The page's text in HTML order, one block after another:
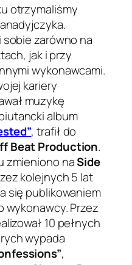
otrzymaliśmy
zarówno na
jak i przy
wykonawcami.
kariery
muzykę
album
, trafił do
Beat Production.
zmieniono naSide
kolejnych 5 lat
się publikowaniem
wykonawcy. Przez
10 pełnych
wypada
,